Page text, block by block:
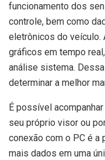
funcionamento dos
controle, bem como
eletrônicos do veículo.
gráficos em tempo
análise sistema.
determinar a melhor
É possível
seu próprio visor ou
conexão com o PC é
mais dados em uma